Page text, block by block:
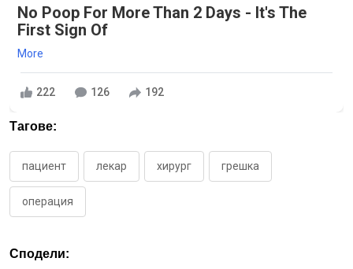
No Poop For More Than 2 Days - It's The
First Sign Of
More
222 126 192
Тагове:
пациент лекар хирург грешка
операция
Сподели: